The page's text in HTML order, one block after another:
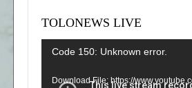
TOLONEWS LIVE
Video
Code 150: Unknown error.
Download File: https://